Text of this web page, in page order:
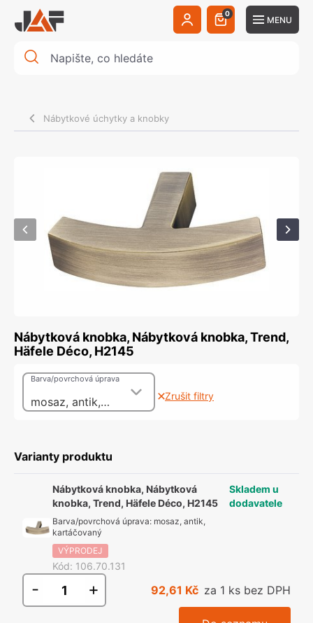
0
MENU
Nábytkové úchytky a knobky
Nábytková knobka, Nábytková knobka, Trend,
Häfele Déco, H2145
mosaz, antik, kartáčovaný
Barva/povrchová úprava
Zrušit filtry
Varianty produktu
Nábytková knobka, Nábytková
knobka, Trend, Häfele Déco, H2145
Barva/povrchová úprava: mosaz, antik,
kartáčovaný
VÝPRODEJ
Kód: 106.70.131
Skladem u
dodavatele
- + 92,61 Kč za 1 ks bez DPH